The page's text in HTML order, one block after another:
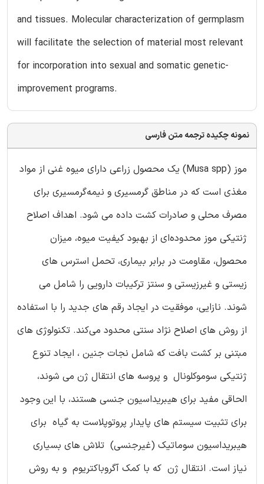
and tissues. Molecular characterization of germplasm
will facilitate the selection of material most relevant
for incorporation into sexual and somatic genetic-
improvement programs.
نمونه چکیده ترجمه متن فارسی
موز (Musa spp) یک محصول زراعی دارای میوه غنی از مواد
مغذی است که در مناطق گرمسیری و نیمه‌گرمسیری برای
مصرف محلی و صادرات کشت داده می شود. اهداف اصلاح
ژنتیکی موز محدوده‌ای از بهبود کیفیت میوه، میزان
محصول، مقاومت در برابر بیماری، تحمل استرس های
زیستی و غیرزیستی و سنتز ترکیبات دارویی را شامل می
شوند. نازایی، موفقیت در ایجاد رقم های جدید را با استفاده
از روش های اصلاح نژاد سنتی محدود می‌کند. تکنولوژی های
مبتنی بر کشت بافت که شامل نجات جنین ، ایجاد تنوع
ژنتیکی سوموکلونال و پروسه های انتقال ژن می شوند،
الحاقی مفید برای هیبریداسیون جنسی هستند، با این وجود
برای تثبیت سیستم های پایدار پروتوپلاست به گیاه برای
هیبریداسیون سوماتیک (غیرجنسی) تلاش های بسیاری
نیاز است. انتقال ژن که با کمک آگروباکتریوم و به روش